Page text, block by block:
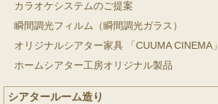
カラオケシステムのご提案
瞬間調光フィルム（瞬間調光ガラス）
オリジナルシアター家具 「CUUMA CINEMA」
ホームシアター工房オリジナル製品
シアタールーム造り